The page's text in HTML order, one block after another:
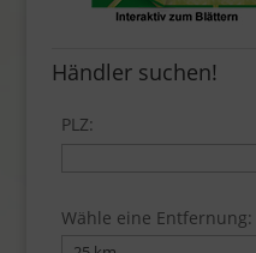
Händler suchen!
PLZ:
Wähle eine Entfernung: